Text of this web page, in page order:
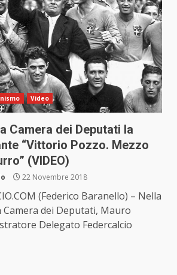
Video
Camera dei Deputati la
“Vittorio Pozzo. Mezzo
(VIDEO)
22 Novembre 2018
(Federico Baranello) – Nella
Camera dei Deputati, Mauro
Delegato Federcalcio